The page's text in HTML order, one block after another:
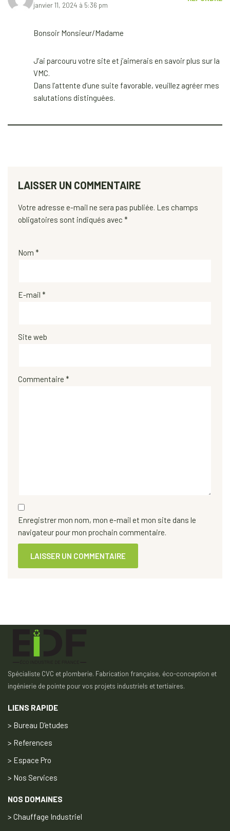
janvier 11, 2024 à 5:36 pm
Bonsoir Monsieur/Madame
J’ai parcouru votre site et j’aimerais en savoir plus sur la
VMC.
Dans l’attente d’une suite favorable, veuillez agréer mes
salutations distinguées.
LAISSER UN COMMENTAIRE
Votre adresse e-mail ne sera pas publiée. Les champs
obligatoires sont indiqués avec *
Nom *
E-mail *
Site web
Commentaire *
Enregistrer mon nom, mon e-mail et mon site dans le
navigateur pour mon prochain commentaire.
Spécialiste CVC et plomberie. Fabrication française, éco-conception et
ingénierie de pointe pour vos projets industriels et tertiaires.
LIENS RAPIDE
> Bureau D'etudes
> References
> Espace Pro
> Nos Services
NOS DOMAINES
> Chauffage Industriel